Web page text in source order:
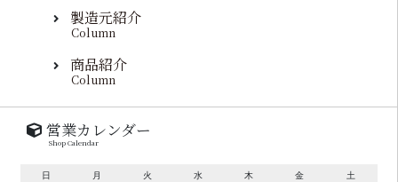
製造元紹介
Column
商品紹介
Column
営業カレンダー
Shop Calendar
日 月 火 水 木 金 土